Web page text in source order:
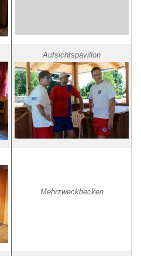
Aufsichtspavillon
Mehrzweckbecken